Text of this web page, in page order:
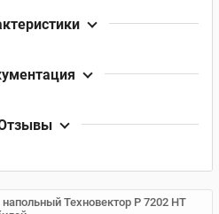
Техновектор P 7202 HT